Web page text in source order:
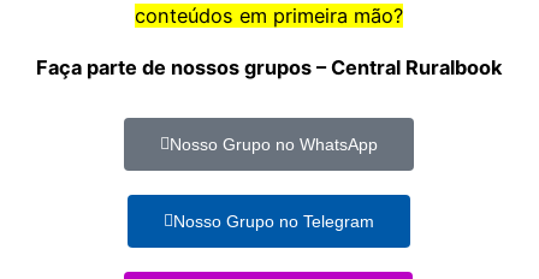
conteúdos em primeira mão?
Faça parte de nossos grupos – Central Ruralbook
Nosso Grupo no WhatsApp
Nosso Grupo no Telegram